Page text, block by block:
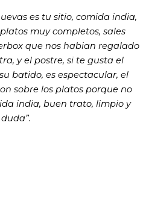
es tu sitio, comida india,
muy completos, sales
que nos habian regalado
y el postre, si te gusta el
batido, es espectacular, el
sobre los platos porque no
india, buen trato, limpio y